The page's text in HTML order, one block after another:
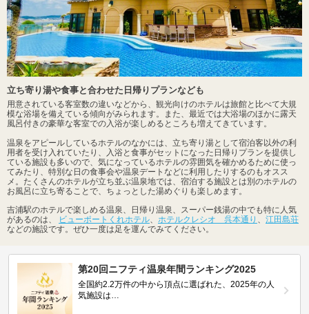
立ち寄り湯や食事と合わせた日帰りプランなども
用意されている客室数の違いなどから、観光向けのホテルは旅館と比べて大規
模な浴場を備えている傾向がみられます。また、最近では大浴場のほかに露天
風呂付きの豪華な客室での入浴が楽しめるところも増えてきています。
温泉をアピールしているホテルのなかには、立ち寄り湯として宿泊客以外の利
用者を受け入れていたり、入浴と食事がセットになった日帰りプランを提供し
ている施設も多いので、気になっているホテルの雰囲気を確かめるために使っ
てみたり、特別な日の食事会や温泉デートなどに利用したりするのもオスス
メ。たくさんのホテルが立ち並ぶ温泉地では、宿泊する施設とは別のホテルの
お風呂に立ち寄ることで、ちょっとした湯めぐりも楽しめます。
吉浦駅のホテルで楽しめる温泉、日帰り温泉、スーパー銭湯の中でも特に人気
があるのは、
ビューポートくれホテル ホテルクレシオ 呉本通り
江田島荘
などの施設です。ぜひ一度は足を運んでみてください。
第20回ニフティ温泉年間ランキング2025
全国約2.2万件の中から頂点に選ばれた、2025年の人
気施設は…